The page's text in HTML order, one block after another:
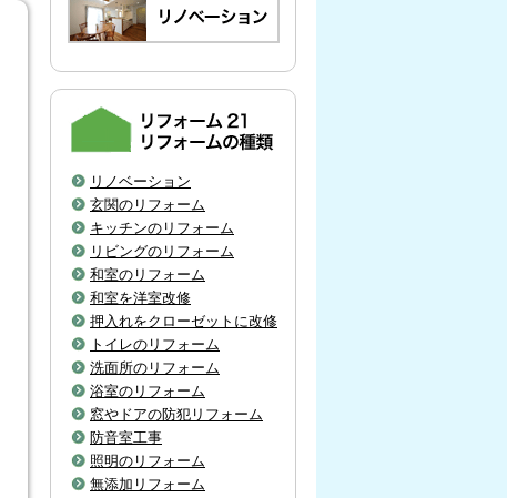
リノベーション
玄関のリフォーム
キッチンのリフォーム
リビングのリフォーム
和室のリフォーム
和室を洋室改修
押入れをクローゼットに改修
トイレのリフォーム
洗面所のリフォーム
浴室のリフォーム
窓やドアの防犯リフォーム
防音室工事
照明のリフォーム
無添加リフォーム